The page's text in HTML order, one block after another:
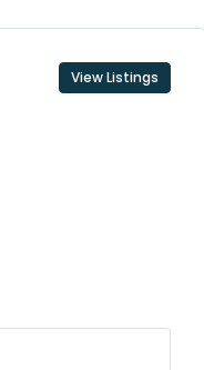
View Listings